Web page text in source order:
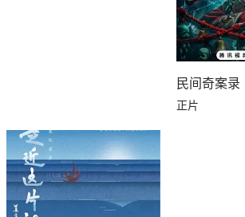
民间奇案录
正片